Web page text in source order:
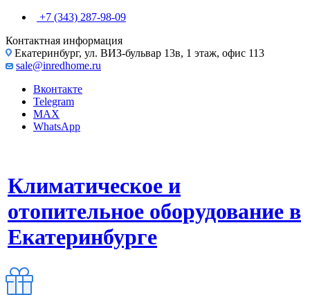
+7 (343) 287-98-09
Контактная информация
Екатеринбург, ул. ВИЗ-бульвар 13в, 1 этаж, офис 113
sale@inredhome.ru
Вконтакте
Telegram
MAX
WhatsApp
Климатическое и
отопительное оборудование в
Екатеринбурге